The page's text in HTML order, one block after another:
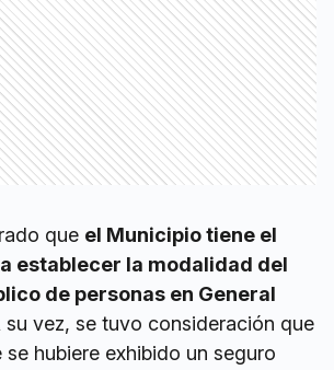
que el Municipio tiene el
establecer la modalidad del
de personas en General
su vez, se tuvo consideración que
se hubiere exhibido un seguro